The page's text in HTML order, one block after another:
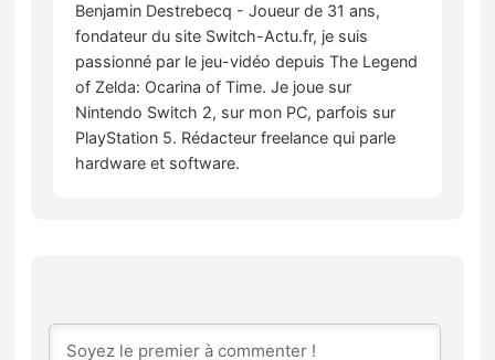
Benjamin Destrebecq - Joueur de 31 ans,
fondateur du site Switch-Actu.fr, je suis
passionné par le jeu-vidéo depuis The Legend
of Zelda: Ocarina of Time. Je joue sur
Nintendo Switch 2, sur mon PC, parfois sur
PlayStation 5. Rédacteur freelance qui parle
hardware et software.